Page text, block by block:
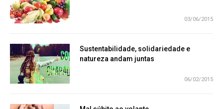
03/06/2015
Sustentabilidade, solidariedade e
natureza andam juntas
06/02/2015